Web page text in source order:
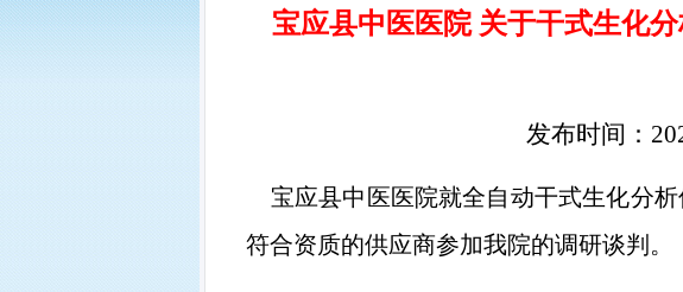
宝应县中医医院 关于干式生化
发布时间：
宝应县中医医院就全自动干式生化分
符合资质的供应商参加我院的调研谈判。